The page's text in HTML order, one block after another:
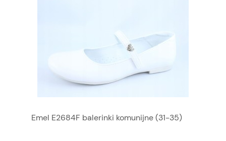
Emel E2684F balerinki komunijne (31-35)